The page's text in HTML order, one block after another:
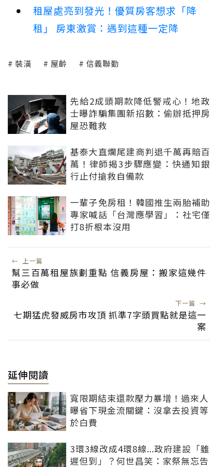
租屋處亮到發光！優質房客想求「降
租」 房東激賞：遇到這種一定降
裝潢 屋齡 信義聯勤
先給2成頭期款降低警戒心！地政
士曝詐騙集團新招數：偷辦抵押房
屋恐難救
基泰大直爛尾建商判退千萬再賠百
萬！律師揭3步驟應變：快通知銀
行止付搶救自備款
一輩子免房租！韓國推生兩胎補助
專家喊話「台灣應學習」：社宅僅
打8折根本沒用
← 上一篇
幫三百萬租屋族劃重點 信義房屋：搬家這幾件
事必做
下一篇 →
七期猛虎發威房市攻頂 抓準7字頭買點就是這一
案
延伸閱讀
寬限期結束還款壓力暴增！過來人
曝省下現金流關鍵：沒拿去投資等
於白費
3環3線改成4環8線...政府建設「雖
遲但到」？何世昌笑：家祭無忘告